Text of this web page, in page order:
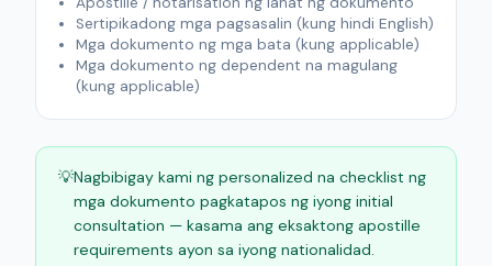
Sertipikadong mga pagsasalin (kung hindi English)
Mga dokumento ng mga bata (kung applicable)
Mga dokumento ng dependent na magulang
(kung applicable)
💡Nagbibigay kami ng personalized na checklist ng
mga dokumento pagkatapos ng iyong initial
consultation — kasama ang eksaktong apostille
requirements ayon sa iyong nationalidad.